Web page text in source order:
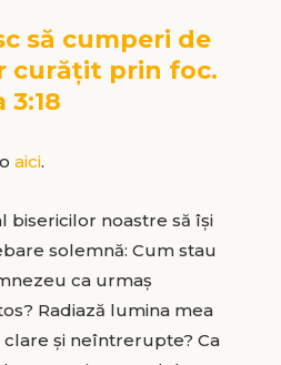
să cumperi de
curățit prin foc.
aici.
bisericilor noastre să își
solemnă: Cum stau
ca urmaș
Radiază lumina mea
și neîntrerupte? Ca